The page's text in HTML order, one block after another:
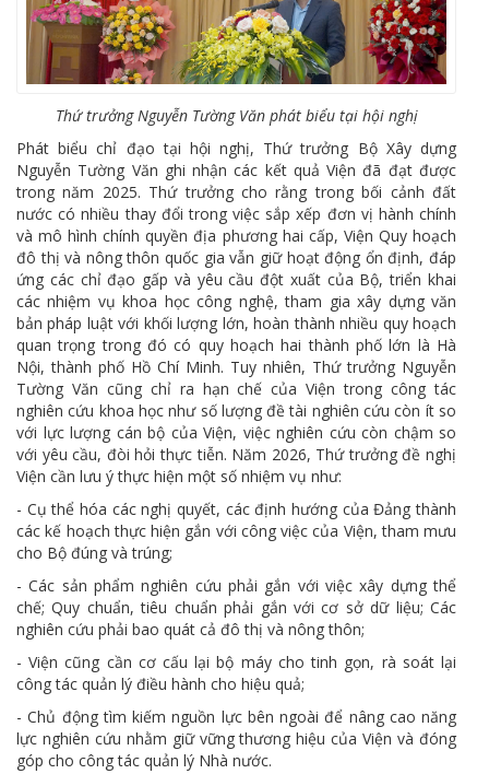
Thứ trưởng Nguyễn Tường Văn phát biểu tại hội nghị
Phát biểu chỉ đạo tại hội nghị, Thứ trưởng Bộ Xây dựng
Nguyễn Tường Văn ghi nhận các kết quả Viện đã đạt được
trong năm 2025. Thứ trưởng cho rằng trong bối cảnh đất
nước có nhiều thay đổi trong việc sắp xếp đơn vị hành chính
và mô hình chính quyền địa phương hai cấp, Viện Quy hoạch
đô thị và nông thôn quốc gia vẫn giữ hoạt động ổn định, đáp
ứng các chỉ đạo gấp và yêu cầu đột xuất của Bộ, triển khai
các nhiệm vụ khoa học công nghệ, tham gia xây dựng văn
bản pháp luật với khối lượng lớn, hoàn thành nhiều quy hoạch
quan trọng trong đó có quy hoạch hai thành phố lớn là Hà
Nội, thành phố Hồ Chí Minh. Tuy nhiên, Thứ trưởng Nguyễn
Tường Văn cũng chỉ ra hạn chế của Viện trong công tác
nghiên cứu khoa học như số lượng đề tài nghiên cứu còn ít so
với lực lượng cán bộ của Viện, việc nghiên cứu còn chậm so
với yêu cầu, đòi hỏi thực tiễn. Năm 2026, Thứ trưởng đề nghị
Viện cần lưu ý thực hiện một số nhiệm vụ như:
- Cụ thể hóa các nghị quyết, các định hướng của Đảng thành
các kế hoạch thực hiện gắn với công việc của Viện, tham mưu
cho Bộ đúng và trúng;
- Các sản phẩm nghiên cứu phải gắn với việc xây dựng thể
chế; Quy chuẩn, tiêu chuẩn phải gắn với cơ sở dữ liệu; Các
nghiên cứu phải bao quát cả đô thị và nông thôn;
- Viện cũng cần cơ cấu lại bộ máy cho tinh gọn, rà soát lại
công tác quản lý điều hành cho hiệu quả;
- Chủ động tìm kiếm nguồn lực bên ngoài để nâng cao năng
lực nghiên cứu nhằm giữ vững thương hiệu của Viện và đóng
góp cho công tác quản lý Nhà nước.